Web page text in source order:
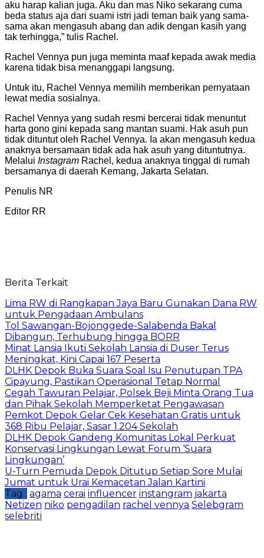
aku harap kalian juga. Aku dan mas Niko sekarang cuma
beda status aja dari suami istri jadi teman baik yang sama-
sama akan mengasuh abang dan adik dengan kasih yang
tak terhingga,” tulis Rachel.
Rachel Vennya pun juga meminta maaf kepada awak media
karena tidak bisa menanggapi langsung.
Untuk itu, Rachel Vennya memilih memberikan pernyataan
lewat media sosialnya.
Rachel Vennya yang sudah resmi bercerai tidak menuntut
harta gono gini kepada sang mantan suami. Hak asuh pun
tidak dituntut oleh Rachel Vennya. Ia akan mengasuh kedua
anaknya bersamaan tidak ada hak asuh yang dituntutnya.
Melalui Instagram Rachel, kedua anaknya tinggal di rumah
bersamanya di daerah Kemang, Jakarta Selatan.
Penulis NR
Editor RR
Berita Terkait
Lima RW di Rangkapan Jaya Baru Gunakan Dana RW
untuk Pengadaan Ambulans
Tol Sawangan-Bojonggede-Salabenda Bakal
Dibangun, Terhubung hingga BORR
Minat Lansia Ikuti Sekolah Lansia di Duser Terus
Meningkat, Kini Capai 167 Peserta
DLHK Depok Buka Suara Soal Isu Penutupan TPA
Cipayung, Pastikan Operasional Tetap Normal
Cegah Tawuran Pelajar, Polsek Beji Minta Orang Tua
dan Pihak Sekolah Memperketat Pengawasan
Pemkot Depok Gelar Cek Kesehatan Gratis untuk
368 Ribu Pelajar, Sasar 1.204 Sekolah
DLHK Depok Gandeng Komunitas Lokal Perkuat
Konservasi Lingkungan Lewat Forum ‘Suara
Lingkungan’
U-Turn Pemuda Depok Ditutup Setiap Sore Mulai
Jumat untuk Urai Kemacetan Jalan Kartini
Tag : agama cerai influencer instangram jakarta
Netizen niko pengadilan rachel vennya Selebgram
selebriti